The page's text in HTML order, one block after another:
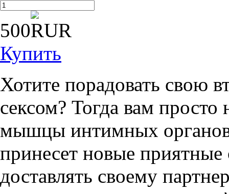
500
Купить
Хотите порадовать свою
сексом? Тогда вам
мышцы интимных
принесет новые
доставлять своему